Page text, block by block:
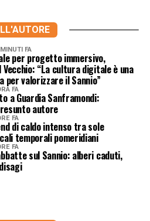
FA
per progetto immersivo,
Vecchio: “La cultura digitale è una
per valorizzare il Sannio”
FA
a Guardia Sanframondi:
autore
FA
di caldo intenso tra sole
temporali pomeridiani
FA
sul Sannio: alberi caduti,